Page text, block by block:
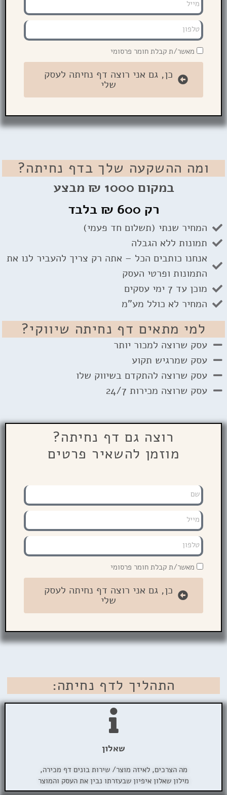
מאשר/ת קבלת חומר פרסומי
כן, גם אני רוצה דף נחיתה לעסק
שלי
ומה ההשקעה שלך בדף נחיתה?
במקום 1000 ₪
מבצע
רק 600 ₪ בלבד
המחיר שנתי (תשלום חד פעמי)
תמונות ללא הגבלה
אנחנו כותבים הכל – אתה רק צריך להעביר לנו את
התמונות ופרטי העסק
מוכן עד 7 ימי עסקים
המחיר לא כולל מע"מ
למי מתאים דף נחיתה שיווקי?
עסק שרוצה למכור יותר
עסק שמרגיש תקוע
עסק שרוצה להתקדם בשיווק שלו
עסק שרוצה מכירות 24/7
רוצה גם דף נחיתה?
מוזמן להשאיר פרטים
מאשר/ת קבלת חומר פרסומי
כן, גם אני רוצה דף נחיתה לעסק
שלי
התהליך לדף נחיתה:
שאלון
מה הצרכים, לאיזה מוצר/ שירות בונים דף מכירה,
מילון שאלון איפיון שבעזרתו נבין את העסק והמוצר